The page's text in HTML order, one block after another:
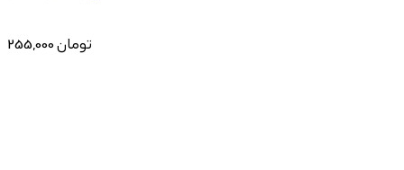
255,000 تومان